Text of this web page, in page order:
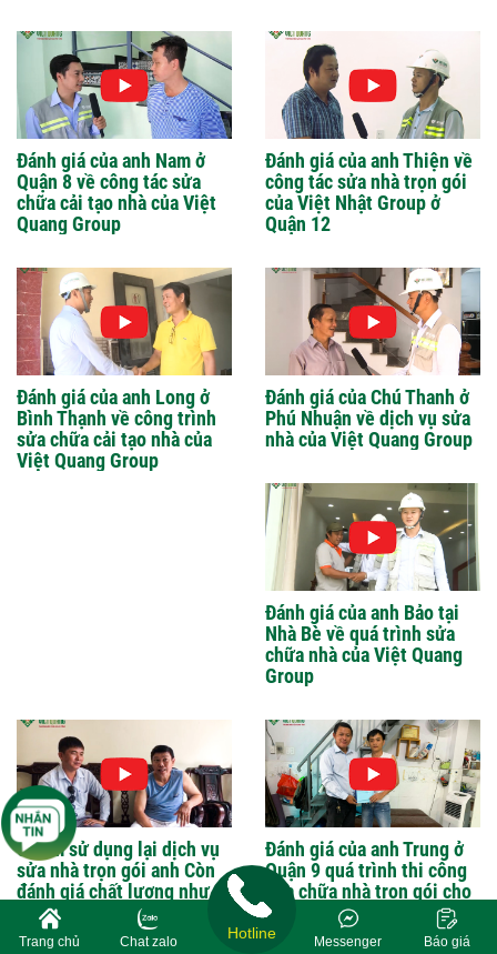
Đánh giá của anh Nam ở
Quận 8 về công tác sửa
chữa cải tạo nhà của Việt
Quang Group
Đánh giá của anh Thiện về
công tác sửa nhà trọn gói
của Việt Nhật Group ở
Quận 12
Đánh giá của anh Long ở
Bình Thạnh về công trình
sửa chữa cải tạo nhà của
Việt Quang Group
Đánh giá của Chú Thanh ở
Phú Nhuận về dịch vụ sửa
nhà của Việt Quang Group
Đánh giá của anh Bảo tại
Nhà Bè về quá trình sửa
chữa nhà của Việt Quang
Group
6 năm sử dụng lại dịch vụ
sửa nhà trọn gói anh Còn
đánh giá chất lượng như
thế nào ?
Đánh giá của anh Trung ở
Quận 9 quá trình thi công
sửa chữa nhà trọn gói cho
gia đình anh
Trang chủ Chat zalo Báo giá
Messenger
Hotline